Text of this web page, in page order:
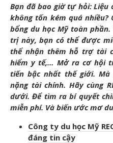
Bạn đã bao giờ tự hỏi: Liệu
không tốn kém quá
bổng du học Mỹ toàn
trị này, bạn có thể được
thể nhận thêm hỗ trợ tài
hiểm y tế,… Mở ra cơ hội
tiến bậc nhất thế giới.
nặng tài chính. Hãy cùng
dưới. Để tìm ra bí quyết
miễn phí. Và biến ước mơ
Công ty du học Mỹ
đáng tin cậy